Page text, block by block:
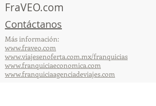
FraVEO.com
Contáctanos
Más información:
www.fraveo.com
www.viajesenoferta.com.mx/franquicias
www.franquiciaeconomica.com
www.franquiciaagenciadeviajes.com